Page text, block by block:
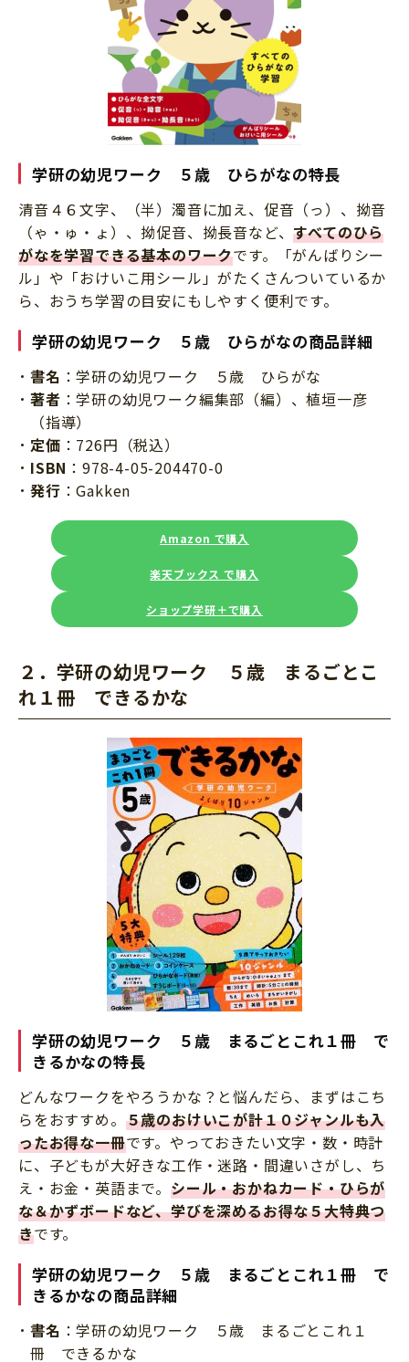
学研の幼児ワーク ５歳 ひらがなの特長
清音４６文字、（半）濁音に加え、促音（っ）、拗音
（ゃ・ゅ・ょ）、拗促音、拗長音など、すべてのひら
がなを学習できる基本のワークです。「がんばりシー
ル」や「おけいこ用シール」がたくさんついているか
ら、おうち学習の目安にもしやすく便利です。
学研の幼児ワーク ５歳 ひらがなの商品詳細
書名 ：学研の幼児ワーク ５歳 ひらがな
著者 ：学研の幼児ワーク編集部（編）、植垣一彦
（指導）
定価 ：726円（税込）
ISBN ：978-4-05-204470-0
発行 ：Gakken
Amazon で購入
楽天ブックス で購入
ショップ学研＋で購入
２．学研の幼児ワーク ５歳 まるごとこ
れ１冊 できるかな
学研の幼児ワーク ５歳 まるごとこれ１冊 で
きるかなの特長
どんなワークをやろうかな？と悩んだら、まずはこち
らをおすすめ。 ５歳のおけいこが計１０ジャンルも入
ったお得な一冊です。やっておきたい文字・数・時計
に、子どもが大好きな工作・迷路・間違いさがし、ち
え・お金・英語まで。 シール・おかねカード・ひらが
な＆かずボードなど、学びを深めるお得な５大特典つ
きです。
学研の幼児ワーク ５歳 まるごとこれ１冊 で
きるかなの商品詳細
書名 ：学研の幼児ワーク ５歳 まるごとこれ１
冊 できるかな